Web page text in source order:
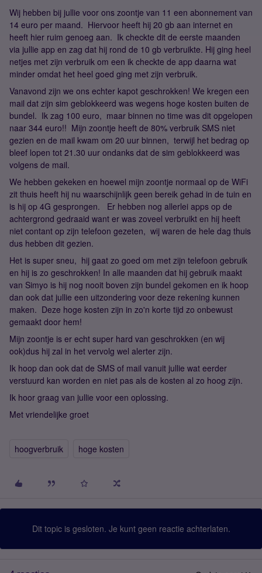
Wij hebben bij jullie voor ons zoontje van 11 een abonnement van
14 euro per maand. Hiervoor heeft hij 20 gb aan internet en
heeft hier ruim genoeg aan. Ik checkte dit de eerste maanden
via jullie app en zag dat hij rond de 10 gb verbruikte. Hij ging heel
netjes met zijn verbruik om een ik checkte de app daarna wat
minder omdat het heel goed ging met zijn verbruik.
Vanavond zijn we ons echter kapot geschrokken! We kregen een
mail dat zijn sim geblokkeerd was wegens hoge kosten buiten de
bundel. Ik zag 100 euro, maar binnen no time was dit opgelopen
naar 344 euro!! Mijn zoontje heeft de 80% verbruik SMS niet
gezien en de mail kwam om 20 uur binnen, terwijl het bedrag op
bleef lopen tot 21.30 uur ondanks dat de sim geblokkeerd was
volgens de mail.
We hebben gekeken en hoewel mijn zoontje normaal op de WiFi
zit thuis heeft hij nu waarschijnlijk geen bereik gehad in de tuin en
is hij op 4G gesprongen. Er hebben nog allerlei apps op de
achtergrond gedraaid want er was zoveel verbruikt en hij heeft
niet contant op zijn telefoon gezeten, wij waren de hele dag thuis
dus hebben dit gezien.
Het is super sneu, hij gaat zo goed om met zijn telefoon gebruik
en hij is zo geschrokken! In alle maanden dat hij gebruik maakt
van Simyo is hij nog nooit boven zijn bundel gekomen en ik hoop
dan ook dat jullie een uitzondering voor deze rekening kunnen
maken. Deze hoge kosten zijn in zo'n korte tijd zo onbewust
gemaakt door hem!
Mijn zoontje is er echt super hard van geschrokken (en wij
ook)dus hij zal in het vervolg wel alerter zijn.
Ik hoop dan ook dat de SMS of mail vanuit jullie wat eerder
verstuurd kan worden en niet pas als de kosten al zo hoog zijn.
Ik hoor graag van jullie voor een oplossing.
Met vriendelijke groet
hoogverbruik hoge kosten
Dit topic is gesloten. Je kunt geen reactie achterlaten.